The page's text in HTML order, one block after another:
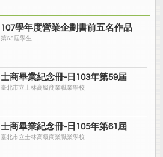
107學年度營業企劃書前五名作品
第65屆學生
士商畢業紀念冊-日103年第59屆
臺北市立士林高級商業職業學校
士商畢業紀念冊-日105年第61屆
臺北市立士林高級商業職業學校